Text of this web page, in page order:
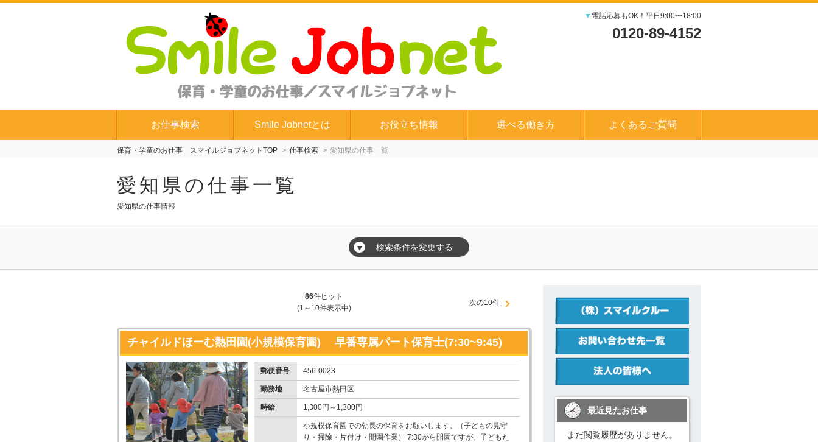
▼ 電話応募もOK！平日9:00〜18:00
0120-89-4152
お仕事検索 Smile Jobnetとは お役立ち情報 選べる働き方 よくあるご質問
保育・学童のお仕事 スマイルジョブネットTOP 仕事検索 愛知県の仕事一覧
愛知県の仕事一覧
愛知県の仕事情報
▼ 検索条件を変更する
86件ヒット
(1～10件表示中)
次の10件
チャイルドほーむ熱田園(小規模保育園) 早番専属パート保育士(7:30~9:45)
郵便番号 456-0023
勤務地 名古屋市熱田区
時給 1,300円～1,300円
小規模保育園での朝長の保育をお願いします。（子どもの見守
り・掃除・片付け・開園作業） 7:30から開園ですが、子どもた
最近見たお仕事
まだ閲覧履歴がありません。